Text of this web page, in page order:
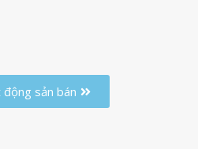
sản bán